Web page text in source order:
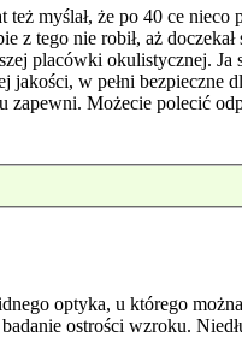
myślał, że po 40 ce nieco
z tego nie robił, aż
placówki okulistycznej. Ja
jakości, w pełni bezpieczne
Możecie polecić
optyka, u którego
ostrości wzroku.